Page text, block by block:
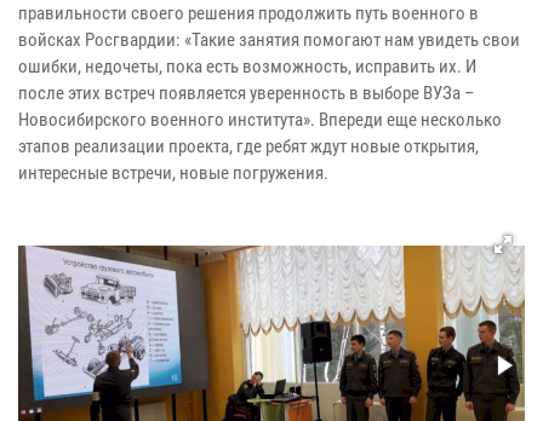
правильности своего решения продолжить путь военного в
войсках Росгвардии: «Такие занятия помогают нам увидеть свои
ошибки, недочеты, пока есть возможность, исправить их. И
после этих встреч появляется уверенность в выборе ВУЗа –
Новосибирского военного института». Впереди еще несколько
этапов реализации проекта, где ребят ждут новые открытия,
интересные встречи, новые погружения.